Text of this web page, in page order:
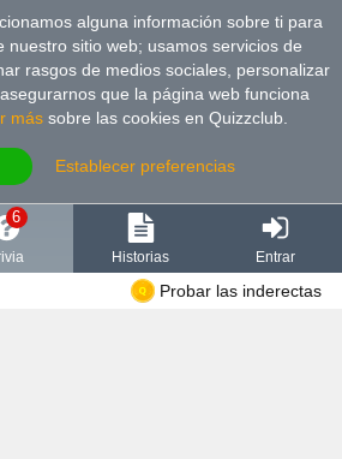
alguna información sobre ti para
nuestro sitio web; usamos servicios de
rasgos de medios sociales, personalizar
que la página web funciona
más sobre las cookies en Quizzclub.
Establecer preferencias
6
Historias Entrar
Probar las inderectas